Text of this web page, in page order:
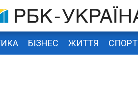
БІЗНЕС ЖИТТЯ СПОРТ